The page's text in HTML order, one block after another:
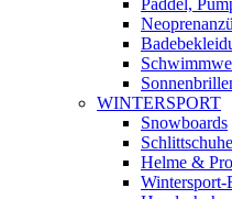
Paddel,
WINTERSPORT
Snowboards
Schlittschuhe
Helme &